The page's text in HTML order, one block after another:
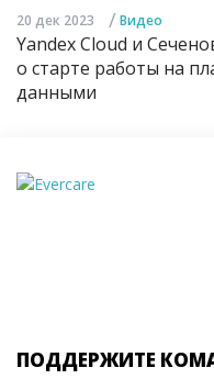
20 дек 2023 / Видео
Yandex Cloud и
о старте работы на
данными
ПОДДЕРЖИТЕ